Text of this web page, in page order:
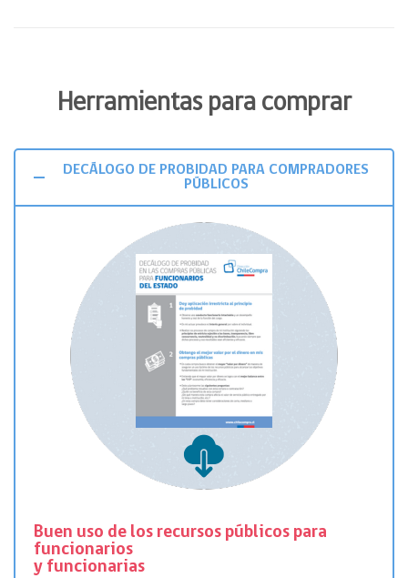
Herramientas para comprar
DECÁLOGO DE PROBIDAD PARA COMPRADORES
PÚBLICOS
Buen uso de los recursos públicos para
funcionarios
y funcionarias